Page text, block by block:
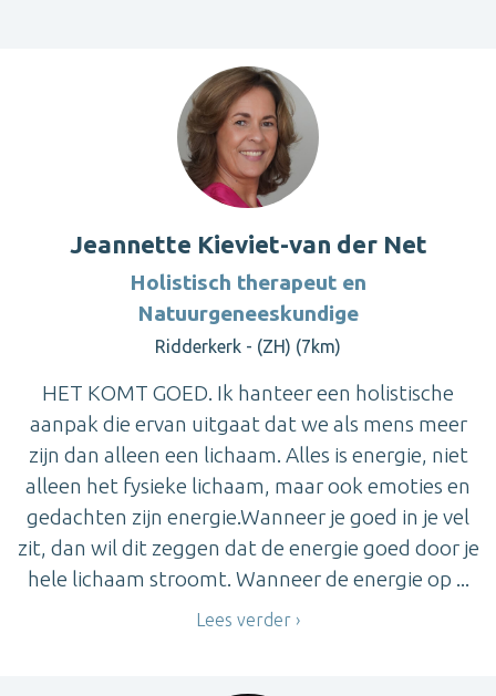
Jeannette Kieviet-van der Net
Holistisch therapeut en
Natuurgeneeskundige
Ridderkerk - (ZH) (7km)
HET KOMT GOED. Ik hanteer een holistische
aanpak die ervan uitgaat dat we als mens meer
zijn dan alleen een lichaam. Alles is energie, niet
alleen het fysieke lichaam, maar ook emoties en
gedachten zijn energie.Wanneer je goed in je vel
zit, dan wil dit zeggen dat de energie goed door je
hele lichaam stroomt. Wanneer de energie op ...
Lees verder